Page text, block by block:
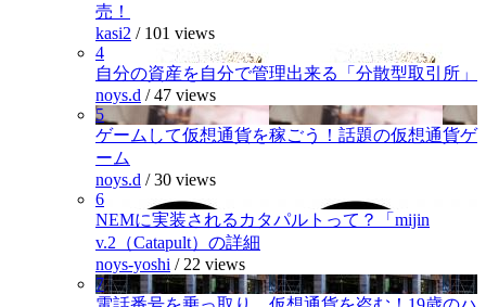
売！
kasi2 / 101 views
4
自分の資産を自分で管理出来る「分散型取引所」
noys.d /47 views
5
ゲームして仮想通貨を稼ごう！話題の仮想通貨ゲ
ーム
noys.d /30 views
6
NEMに実装されるカタパルトって？「mijin
v.2（Catapult）の詳細
noys-yoshi / 22 views
7